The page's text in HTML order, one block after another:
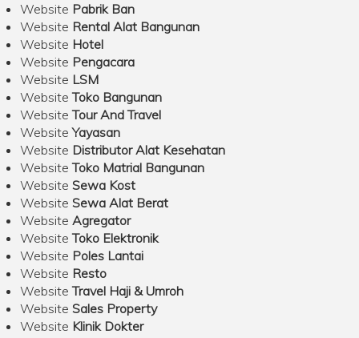
Website Pabrik Ban
Website Rental Alat Bangunan
Website Hotel
Website Pengacara
Website LSM
WebsiteToko Bangunan
WebsiteTour And Travel
WebsiteYayasan
Website Distributor Alat Kesehatan
WebsiteToko Matrial Bangunan
Website Sewa Kost
Website Sewa Alat Berat
Website Agregator
WebsiteToko Elektronik
Website Poles Lantai
Website Resto
WebsiteTravel Haji & Umroh
Website Sales Property
Website Klinik Dokter